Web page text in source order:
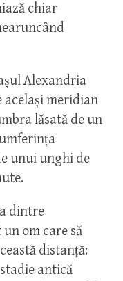
chiar
Alexandria
meridian
lăsată de un
unui unghi de
dintre
om care să
distanță:
antică